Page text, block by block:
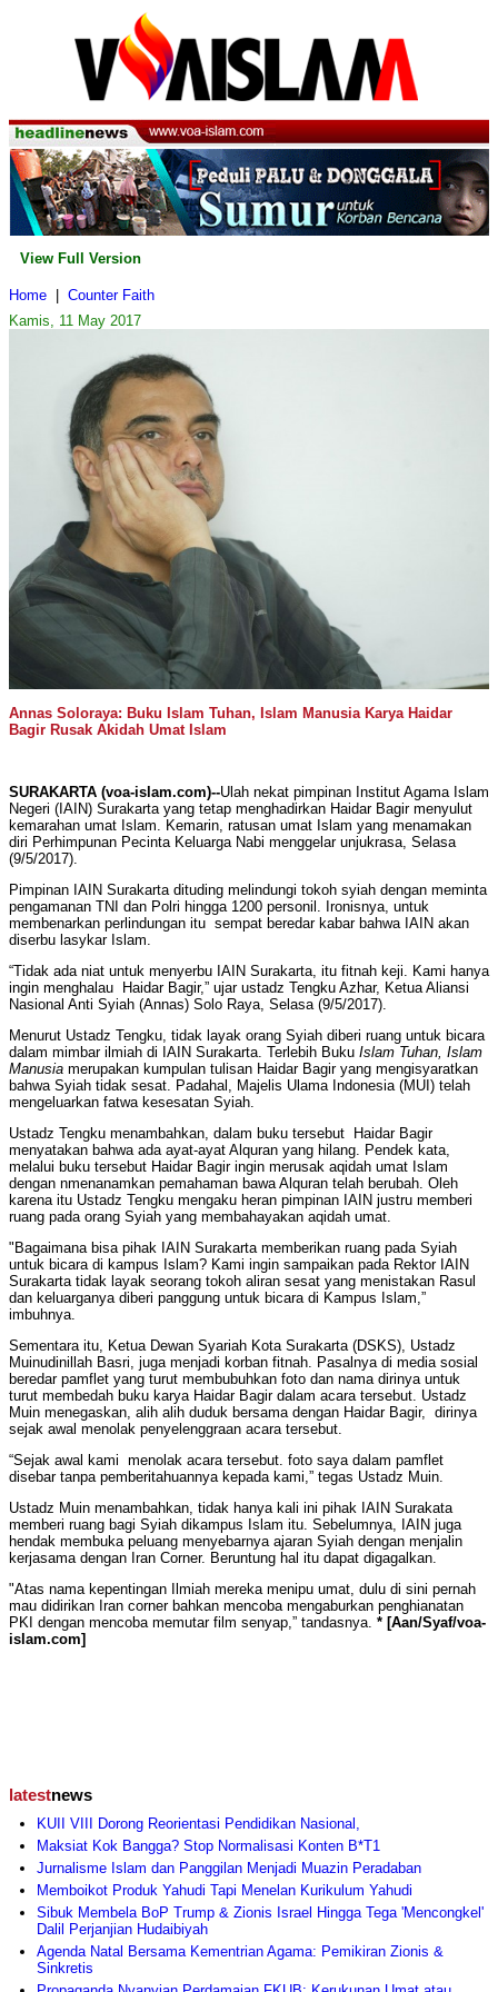
View Full Version
Home
Counter Faith
Kamis, 11 May 2017
Annas Soloraya: Buku Islam Tuhan, Islam Manusia Karya Haidar
Bagir Rusak Akidah Umat Islam
SURAKARTA (voa-islam.com)--Ulah nekat pimpinan Institut Agama Islam
Negeri (IAIN) Surakarta yang tetap menghadirkan Haidar Bagir menyulut
kemarahan umat Islam. Kemarin, ratusan umat Islam yang menamakan
diri Perhimpunan Pecinta Keluarga Nabi menggelar unjukrasa, Selasa
(9/5/2017).
Pimpinan IAIN Surakarta dituding melindungi tokoh syiah dengan meminta
pengamanan TNI dan Polri hingga 1200 personil. Ironisnya, untuk
membenarkan perlindungan itu sempat beredar kabar bahwa IAIN akan
diserbu lasykar Islam.
“Tidak ada niat untuk menyerbu IAIN Surakarta, itu fitnah keji. Kami hanya
ingin menghalau Haidar Bagir,” ujar ustadz Tengku Azhar, Ketua Aliansi
Nasional Anti Syiah (Annas) Solo Raya, Selasa (9/5/2017).
Menurut Ustadz Tengku, tidak layak orang Syiah diberi ruang untuk bicara
dalam mimbar ilmiah di IAIN Surakarta. Terlebih Buku Islam Tuhan, Islam
Manusia merupakan kumpulan tulisan Haidar Bagir yang mengisyaratkan
bahwa Syiah tidak sesat. Padahal, Majelis Ulama Indonesia (MUI) telah
mengeluarkan fatwa kesesatan Syiah.
Ustadz Tengku menambahkan, dalam buku tersebut Haidar Bagir
menyatakan bahwa ada ayat-ayat Alquran yang hilang. Pendek kata,
melalui buku tersebut Haidar Bagir ingin merusak aqidah umat Islam
dengan nmenanamkan pemahaman bawa Alquran telah berubah. Oleh
karena itu Ustadz Tengku mengaku heran pimpinan IAIN justru memberi
ruang pada orang Syiah yang membahayakan aqidah umat.
"Bagaimana bisa pihak IAIN Surakarta memberikan ruang pada Syiah
untuk bicara di kampus Islam? Kami ingin sampaikan pada Rektor IAIN
Surakarta tidak layak seorang tokoh aliran sesat yang menistakan Rasul
dan keluarganya diberi panggung untuk bicara di Kampus Islam,”
imbuhnya.
Sementara itu, Ketua Dewan Syariah Kota Surakarta (DSKS), Ustadz
Muinudinillah Basri, juga menjadi korban fitnah. Pasalnya di media sosial
beredar pamflet yang turut membubuhkan foto dan nama dirinya untuk
turut membedah buku karya Haidar Bagir dalam acara tersebut. Ustadz
Muin menegaskan, alih alih duduk bersama dengan Haidar Bagir, dirinya
sejak awal menolak penyelenggraan acara tersebut.
“Sejak awal kami menolak acara tersebut. foto saya dalam pamflet
disebar tanpa pemberitahuannya kepada kami,” tegas Ustadz Muin.
Ustadz Muin menambahkan, tidak hanya kali ini pihak IAIN Surakata
memberi ruang bagi Syiah dikampus Islam itu. Sebelumnya, IAIN juga
hendak membuka peluang menyebarnya ajaran Syiah dengan menjalin
kerjasama dengan Iran Corner. Beruntung hal itu dapat digagalkan.
"Atas nama kepentingan Ilmiah mereka menipu umat, dulu di sini pernah
mau didirikan Iran corner bahkan mencoba mengaburkan penghianatan
PKI dengan mencoba memutar film senyap,” tandasnya. * [Aan/Syaf/voa-
islam.com]
latestnews
KUII VIII Dorong Reorientasi Pendidikan Nasional,
Maksiat Kok Bangga? Stop Normalisasi Konten B*T1
Jurnalisme Islam dan Panggilan Menjadi Muazin Peradaban
Memboikot Produk Yahudi Tapi Menelan Kurikulum Yahudi
Sibuk Membela BoP Trump & Zionis Israel Hingga Tega 'Mencongkel'
Dalil Perjanjian Hudaibiyah
Agenda Natal Bersama Kementrian Agama: Pemikiran Zionis &
Sinkretis